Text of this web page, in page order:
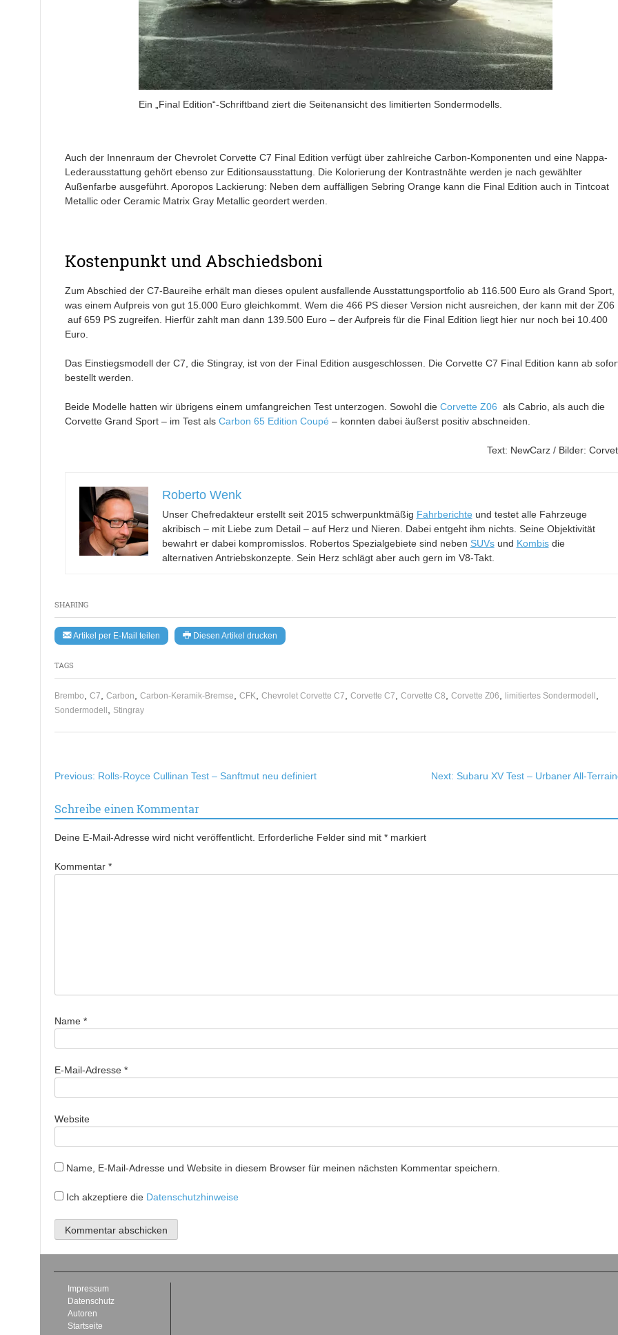
SHARING
Artikel per E-Mail teilen Diesen Artikel drucken
TAGS
Brembo C7 Carbon Carbon-Keramik-Bremse CFK Chevrolet Corvette C7 Corvette C7 Corvette C8 Corvette Z06 limitiertes Sondermodell
Sondermodell Stingray
Ein „Final Edition“-Schriftband ziert die Seitenansicht des limitierten Sondermodells.
Auch der Innenraum der Chevrolet Corvette C7 Final Edition verfügt über zahlreiche Carbon-Komponenten und eine Nappa-
Lederausstattung gehört ebenso zur Editionsausstattung. Die Kolorierung der Kontrastnähte werden je nach gewählter
Außenfarbe ausgeführt. Aporopos Lackierung: Neben dem auffälligen Sebring Orange kann die Final Edition auch in Tintcoat
Metallic oder Ceramic Matrix Gray Metallic geordert werden.
Kostenpunkt und Abschiedsboni
Zum Abschied der C7-Baureihe erhält man dieses opulent ausfallende Ausstattungsportfolio ab 116.500 Euro als Grand Sport,
was einem Aufpreis von gut 15.000 Euro gleichkommt. Wem die 466 PS dieser Version nicht ausreichen, der kann mit der Z06
auf 659 PS zugreifen. Hierfür zahlt man dann 139.500 Euro – der Aufpreis für die Final Edition liegt hier nur noch bei 10.400
Euro.
Das Einstiegsmodell der C7, die Stingray, ist von der Final Edition ausgeschlossen. Die Corvette C7 Final Edition kann ab
bestellt werden.
Beide Modelle hatten wir übrigens einem umfangreichen Test unterzogen. Sowohl die Corvette Z06 als Cabrio, als auch die
Corvette Grand Sport – im Test als Carbon 65 Edition Coupé – konnten dabei äußerst positiv abschneiden.
Text: NewCarz / Bilder:
Roberto Wenk
Unser Chefredakteur erstellt seit 2015 schwerpunktmäßig Fahrberichte und testet alle Fahrzeuge
akribisch – mit Liebe zum Detail – auf Herz und Nieren. Dabei entgeht ihm nichts. Seine Objektivität
bewahrt er dabei kompromisslos. Robertos Spezialgebiete sind neben SUVsund Kombisdie
alternativen Antriebskonzepte. Sein Herz schlägt aber auch gern im V8-Takt.
Beitragsnavigation
Previous: Rolls-Royce Cullinan Test – Sanftmut neu definiert Next: Subaru XV Test – Urbaner All-
Schreibe einen Kommentar
Deine E-Mail-Adresse wird nicht veröffentlicht. Erforderliche Felder sind mit *markiert
Kommentar *
Name *
E-Mail-Adresse *
Website
Name, E-Mail-Adresse und Website in diesem Browser für meinen nächsten Kommentar speichern.
Ich akzeptiere die Datenschutzhinweise
Impressum
Datenschutz
Autoren
Startseite